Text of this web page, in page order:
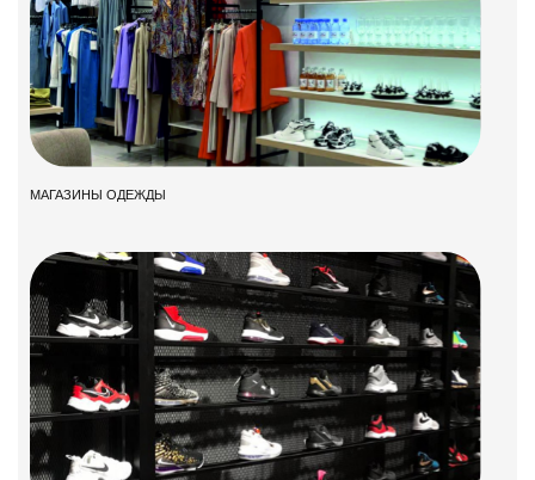
МАГАЗИНЫ ОДЕЖДЫ